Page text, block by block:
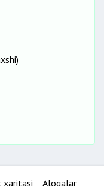
xaritasi Aloqalar